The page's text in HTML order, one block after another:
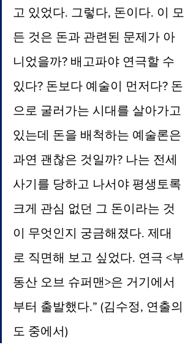
고 있었다. 그렇다, 돈이다. 이 모
든 것은 돈과 관련된 문제가 아
니었을까? 배고파야 연극할 수
있다? 돈보다 예술이 먼저다? 돈
으로 굴러가는 시대를 살아가고
있는데 돈을 배척하는 예술론은
과연 괜찮은 것일까? 나는 전세
사기를 당하고 나서야 평생토록
크게 관심 없던 그 돈이라는 것
이 무엇인지 궁금해졌다. 제대
로 직면해 보고 싶었다. 연극 <부
동산 오브 슈퍼맨>은 거기에서
부터 출발했다.” (김수정, 연출의
도 중에서)